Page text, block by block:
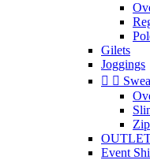
Gilets
Joggings
 
Event